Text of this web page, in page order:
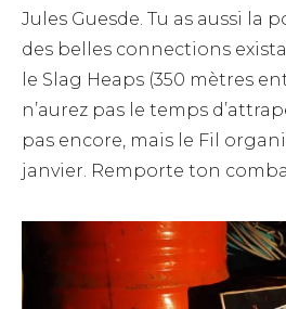
Jules Guesde. Tu as aussi la
des belles connections
le Slag Heaps (350 mètres
n’aurez pas le temps
pas encore, mais le Fil
janvier. Remporte ton